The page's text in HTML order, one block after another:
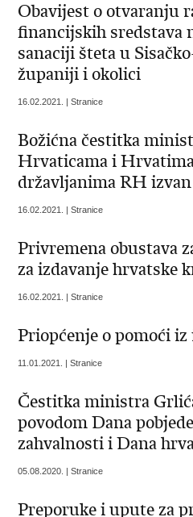
Obavijest o otvaranju
financijskih sredstava
sanaciji šteta u
županiji i okolici
16.02.2021. | Stranice
Božićna čestitka
Hrvaticama i
državljanima RH
16.02.2021. | Stranice
Privremena obustava
za izdavanje hrvatske
16.02.2021. | Stranice
Priopćenje o pomoći
11.01.2021. | Stranice
Čestitka ministra
povodom Dana
zahvalnosti i Dana
05.08.2020. | Stranice
Preporuke i upute za